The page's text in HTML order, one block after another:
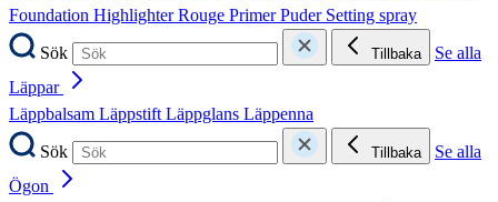
Foundation HighlighterRouge PrimerPuder Setting spray
Sök
Tillbaka
Se alla
Läppar
Läppbalsam LäppstiftLäppglans Läppenna
Sök
Tillbaka
Se alla
Ögon